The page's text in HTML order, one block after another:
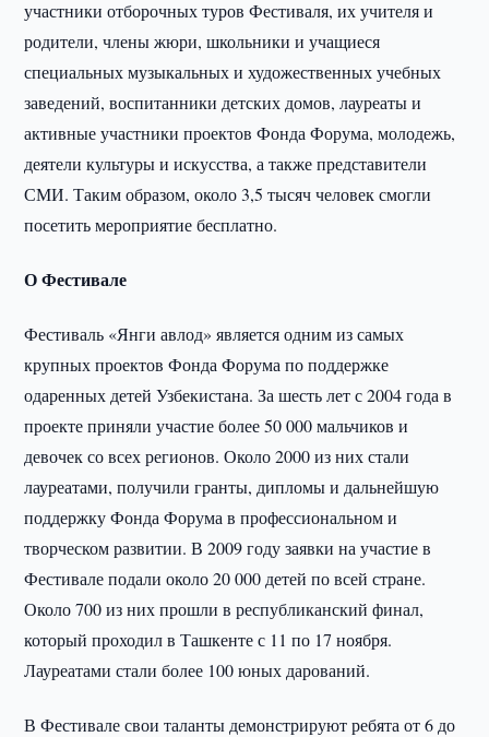
участники отборочных туров Фестиваля, их учителя и
родители, члены жюри, школьники и учащиеся
специальных музыкальных и художественных учебных
заведений, воспитанники детских домов, лауреаты и
активные участники проектов Фонда Форума, молодежь,
деятели культуры и искусства, а также представители
СМИ. Таким образом, около 3,5 тысяч человек смогли
посетить мероприятие бесплатно.
О Фестивале
Фестиваль «Янги авлод» является одним из самых
крупных проектов Фонда Форума по поддержке
одаренных детей Узбекистана. За шесть лет с 2004 года в
проекте приняли участие более 50 000 мальчиков и
девочек со всех регионов. Около 2000 из них стали
лауреатами, получили гранты, дипломы и дальнейшую
поддержку Фонда Форума в профессиональном и
творческом развитии. В 2009 году заявки на участие в
Фестивале подали около 20 000 детей по всей стране.
Около 700 из них прошли в республиканский финал,
который проходил в Ташкенте с 11 по 17 ноября.
Лауреатами стали более 100 юных дарований.
В Фестивале свои таланты демонстрируют ребята от 6 до